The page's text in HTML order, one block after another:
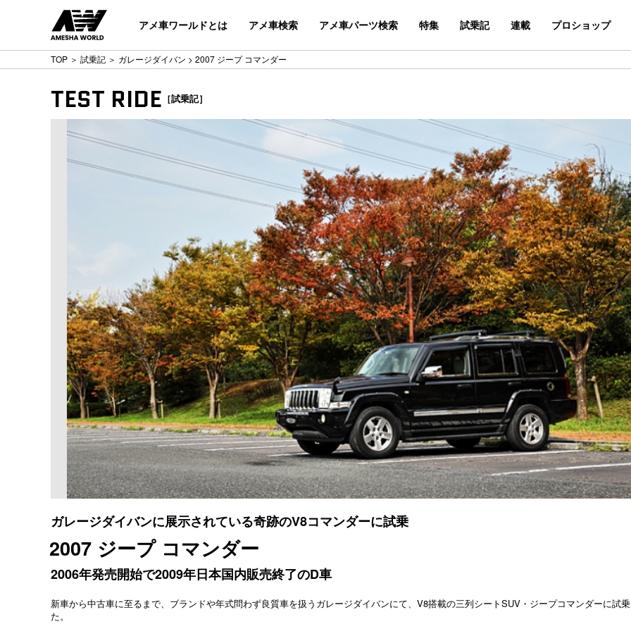
アメ車ワールドとは アメ車検索 アメ車パーツ検索 特集 試乗記 連載 プロショップ
TOP ＞ 試乗記 ＞ ガレージダイバン > 2007 ジープ コマンダー
TEST RIDE ［試乗記］
ガレージダイバンに展示されている奇跡のV8コマンダーに試乗
2007 ジープ コマンダー
2006年発売開始で2009年日本国内販売終了のD車
新車から中古車に至るまで、ブランドや年式問わず良質車を扱うガレージダイバンにて、V8搭載の三列シートSUV・ジープコマンダーに試
た。